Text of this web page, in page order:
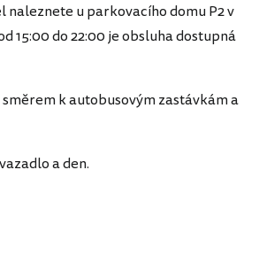
naleznete u parkovacího domu P2 v
15:00 do 22:00 je obsluha dostupná
k autobusovým zastávkám a
a den.